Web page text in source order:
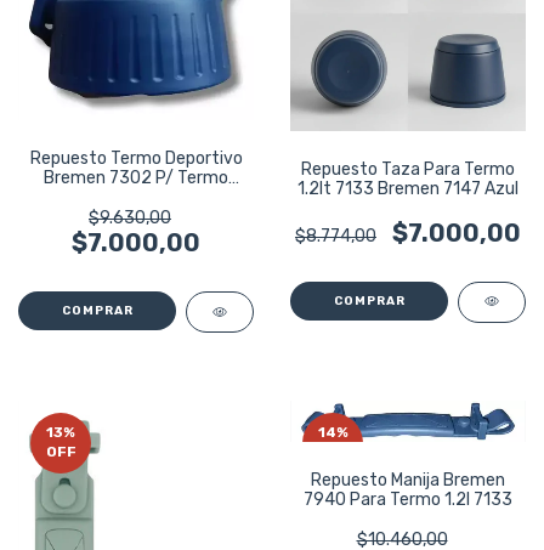
Repuesto Termo Deportivo
Bremen 7302 P/ Termo
$9.630,00
$7.000,00
Repuesto Taza Para Termo
1.2lt 7133 Bremen 7147 Azul
$8.774,00 $7.000,00
13%
OFF
14%
Repuesto Manija Bremen
7940 Para Termo 1.2l 7133
$10.460,00